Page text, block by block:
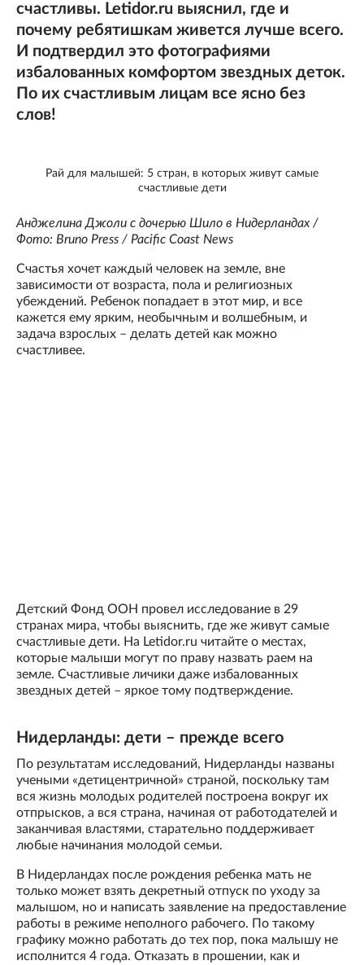
счастливы. Letidor.ru выяснил, где и
почему ребятишкам живется лучше всего.
И подтвердил это фотографиями
избалованных комфортом звездных деток.
По их счастливым лицам все ясно без
слов!
Рай для малышей: 5 стран, в которых живут самые
счастливые дети
Анджелина Джоли с дочерью Шило в Нидерландах /
Фото: Bruno Press / Pacific Coast News
Счастья хочет каждый человек на земле, вне
зависимости от возраста, пола и религиозных
убеждений. Ребенок попадает в этот мир, и все
кажется ему ярким, необычным и волшебным, и
задача взрослых – делать детей как можно
счастливее.
Детский Фонд ООН провел исследование в 29
странах мира, чтобы выяснить, где же живут самые
счастливые дети. На Letidor.ru читайте о местах,
которые малыши могут по праву назвать раем на
земле. Счастливые личики даже избалованных
звездных детей – яркое тому подтверждение.
Нидерланды: дети – прежде всего
По результатам исследований, Нидерланды названы
учеными «детицентричной» страной, поскольку там
вся жизнь молодых родителей построена вокруг их
отпрысков, а вся страна, начиная от работодателей и
заканчивая властями, старательно поддерживает
любые начинания молодой семьи.
В Нидерландах после рождения ребенка мать не
только может взять декретный отпуск по уходу за
малышом, но и написать заявление на предоставление
работы в режиме неполного рабочего. По такому
графику можно работать до тех пор, пока малышу не
исполнится 4 года. Отказать в прошении, как и